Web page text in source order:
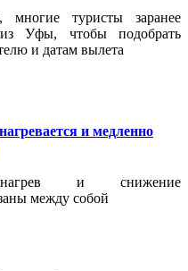
туристы заранее
Уфы, чтобы подобрать
и датам вылета
и медленно
и снижение
между собой